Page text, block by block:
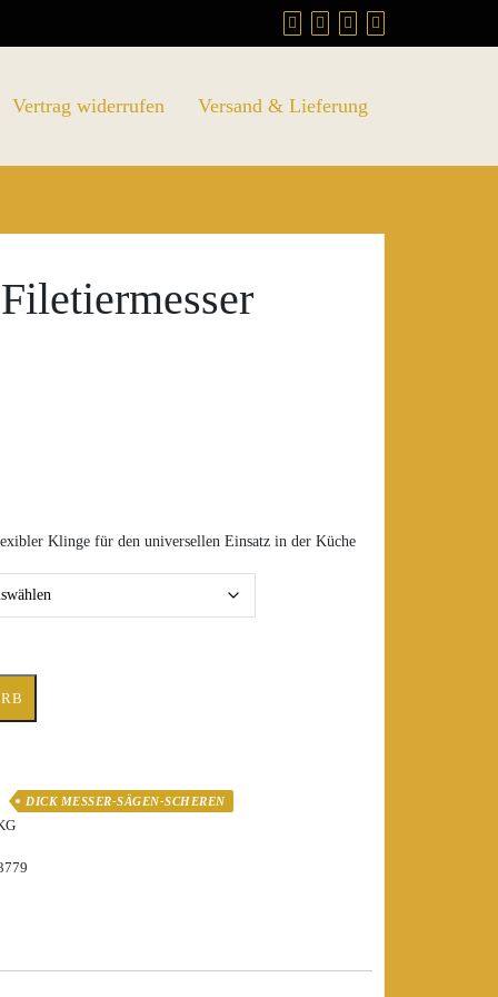
Vertrag widerrufen Versand & Lieferung
Klinge für den universellen Einsatz in der Küche
DICK MESSER-SÄGEN-SCHEREN